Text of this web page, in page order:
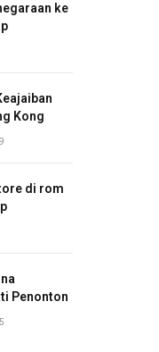
ke
Kong
di rom
Penonton